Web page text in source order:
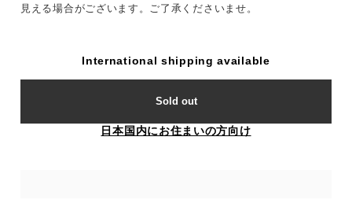
見える場合がございます。ご了承くださいませ。
International shipping available
Sold out
日本国内にお住まいの方向け